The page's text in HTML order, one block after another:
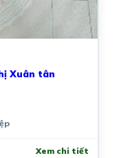
Xuân tân
Xem chi tiết